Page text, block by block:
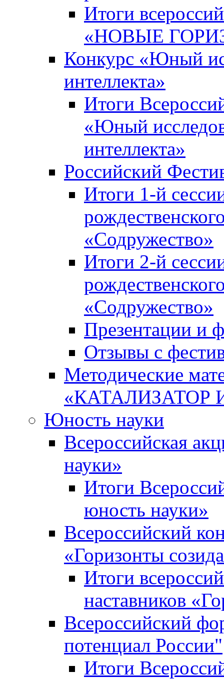
Итоги
«НОВЫЕ
Конкурс «Юный
интеллекта»
Итоги
«Юный
интеллекта»
Российский
Итоги 1-й
«Содружество»
Итоги 2-й
«Содружество»
Презентации и
Отзывы с
Методические
«КАТАЛИЗАТОР
Юность науки
Всероссийская
науки»
Итоги
юность науки»
Всероссийский
«Горизонты
Итоги
наставников
Всероссийский
потенциал России"
Итоги